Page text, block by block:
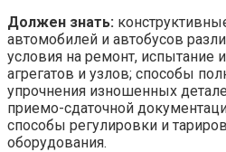
Должен знать:
автомобилей и автобусов
условия на ремонт, испытание
агрегатов и узлов; способы
упрочнения изношенных
приемо-сдаточной
способы регулировки и
оборудования.